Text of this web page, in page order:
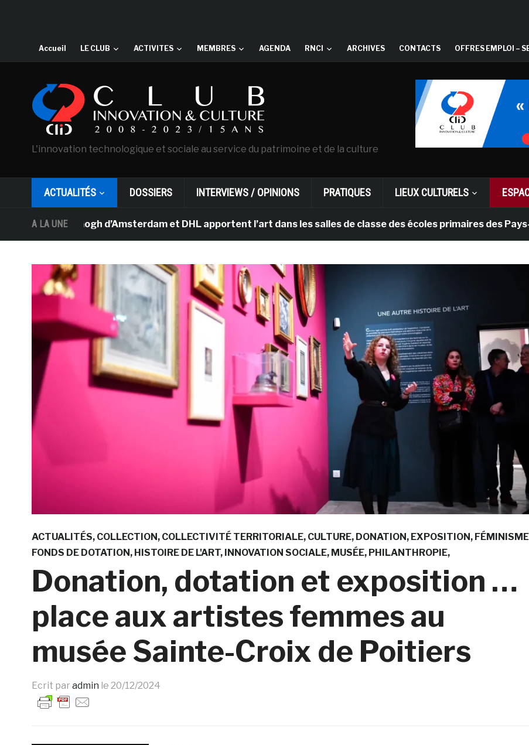
Accueil LE CLUB ACTIVITES MEMBRES AGENDA RNCI ARCHIVES CONTACTS OFFRES EMPLOI –
L'innovation technologique et sociale au service du patrimoine et de la culture
ACTUALITÉS DOSSIERS INTERVIEWS / OPINIONS PRATIQUES LIEUX CULTURELS
A LA UNE
Van Gogh d’Amsterdam et DHL apportent l’art dans les salles de classe des écoles primaires des Pays-bas
ACTUALITÉS COLLECTION COLLECTIVITÉ TERRITORIALE CULTURE DONATION EXPOSITION FÉMINISME
FONDS DE DOTATION HISTOIRE DE L'ART INNOVATION SOCIALE MUSÉE PHILANTHROPIE
Donation, dotation et exposition …
place aux artistes femmes au
musée Sainte-Croix de Poitiers
Ecrit par admin le 20/12/2024